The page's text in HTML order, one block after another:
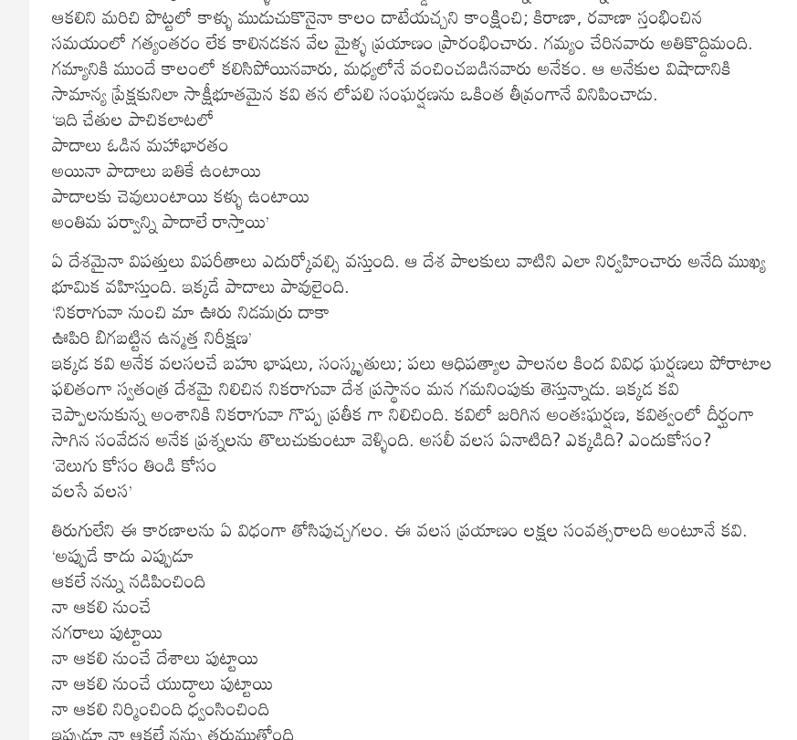
ఆకలిని మరిచి పొట్టలో కాళ్ళు ముడుచుకొనైనా కాలం దాటేయచ్చని కాంక్షించి; కిరాణా, రవాణా స్తంభించిన
సమయంలో గత్యంతరం లేక కాలినడకన వేల మైళ్ళ ప్రయాణం ప్రారంభించారు. గమ్యం చేరినవారు అతికొద్దిమంది.
గమ్యానికి ముందే కాలంలో కలిసిపోయినవారు, మధ్యలోనే వంచించబడినవారు అనేకం. ఆ అనేకుల విషాదానికి
సామాన్య ప్రేక్షకునిలా సాక్షీభూతమైన కవి తన లోపలి సంఘర్షణను ఒకింత తీవ్రంగానే వినిపించాడు.
‘ఇది చేతుల పాచికలాటలో
పాదాలు ఓడిన మహాభారతం
అయినా పాదాలు బతికే ఉంటాయి
పాదాలకు చెవులుంటాయి కళ్ళు ఉంటాయి
అంతిమ పర్వాన్ని పాదాలే రాస్తాయి’
ఏ దేశమైనా విపత్తులు విపరీతాలు ఎదుర్కోవల్సి వస్తుంది. ఆ దేశ పాలకులు వాటిని ఎలా నిర్వహించారు అనేది ముఖ్య
భూమిక వహిస్తుంది. ఇక్కడే పాదాలు పావులైంది.
‘నికరాగువా నుంచి మా ఊరు నిడమర్రు దాకా
ఊపిరి బిగబట్టిన ఉన్మత్త నిరీక్షణ’
ఇక్కడ కవి అనేక వలసలచే బహు భాషలు, సంస్కృతులు; పలు ఆధిపత్యాల పాలనల కింద వివిధ ఘర్షణలు పోరాటాల
ఫలితంగా స్వతంత్ర దేశమై నిలిచిన నికరాగువా దేశ ప్రస్థానం మన గమనింపుకు తెస్తున్నాడు. ఇక్కడ కవి
చెప్పాలనుకున్న అంశానికి నికరాగువా గొప్ప ప్రతీక గా నిలిచింది. కవిలో జరిగిన అంతఃఘర్షణ, కవిత్వంలో దీర్ఘంగా
సాగిన సంవేదన అనేక ప్రశ్నలను తొలుచుకుంటూ వెళ్ళింది. అసలీ వలస ఏనాటిది? ఎక్కడిది? ఎందుకోసం?
‘వెలుగు కోసం తిండి కోసం
వలసే వలస’
తిరుగులేని ఈ కారణాలను ఏ విధంగా తోసిపుచ్చగలం. ఈ వలస ప్రయాణం లక్షల సంవత్సరాలది అంటూనే కవి.
‘అప్పుడే కాదు ఎప్పుడూ
ఆకలే నన్ను నడిపించింది
నా ఆకలి నుంచే
నగరాలు పుట్టాయి
నా ఆకలి నుంచే దేశాలు పుట్టాయి
నా ఆకలి నుంచే యుద్ధాలు పుట్టాయి
నా ఆకలి నిర్మించింది ధ్వంసించింది